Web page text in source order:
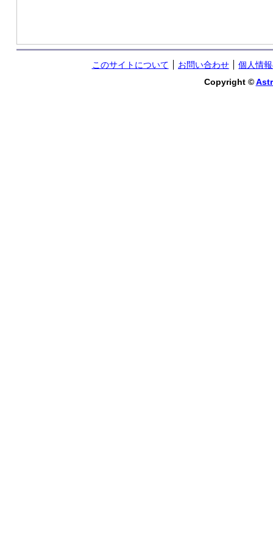
このサイトについて お問い合わせ
個人情
Copyright ©